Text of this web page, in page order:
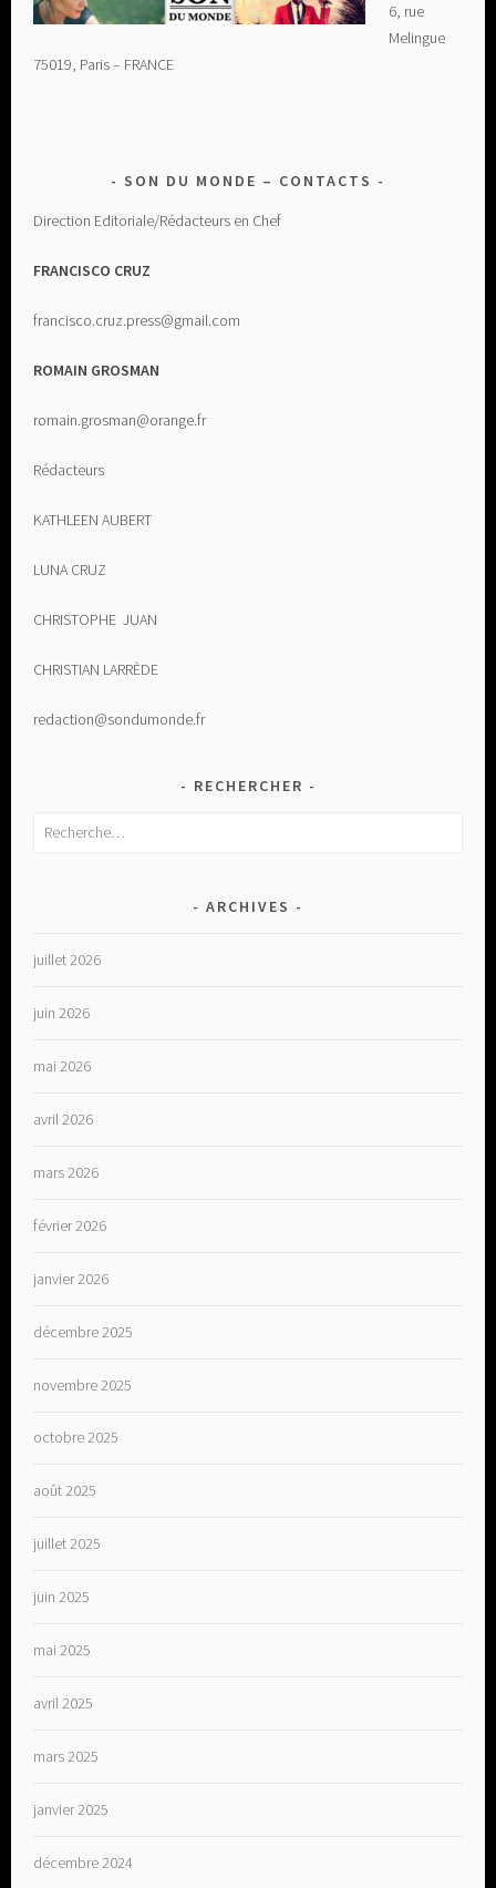
6, rue
Melingue
75019, Paris – FRANCE
SON DU MONDE – CONTACTS
Direction Editoriale/Rédacteurs en Chef
FRANCISCO CRUZ
francisco.cruz.press@gmail.com
ROMAIN GROSMAN
romain.grosman@orange.fr
Rédacteurs
KATHLEEN AUBERT
LUNA CRUZ
CHRISTOPHE JUAN
CHRISTIAN LARRÈDE
redaction@sondumonde.fr
RECHERCHER
Rechercher :
ARCHIVES
juillet 2026
juin 2026
mai 2026
avril 2026
mars 2026
février 2026
janvier 2026
décembre 2025
novembre 2025
octobre 2025
août 2025
juillet 2025
juin 2025
mai 2025
avril 2025
mars 2025
janvier 2025
décembre 2024